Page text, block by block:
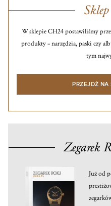
W sklepie CH24 postawiliśmy
produkty – narzędzia, paski czy
tym
PRZEJDŹ NA
Zegarek
Już od